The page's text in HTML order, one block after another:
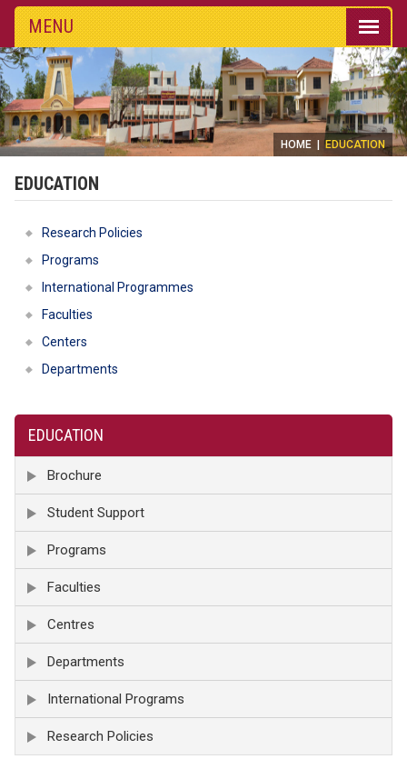
MENU
HOME EDUCATION
EDUCATION
Research Policies
Programs
International Programmes
Faculties
Centers
Departments
EDUCATION
Brochure
Student Support
Programs
Faculties
Centres
Departments
International Programs
Research Policies